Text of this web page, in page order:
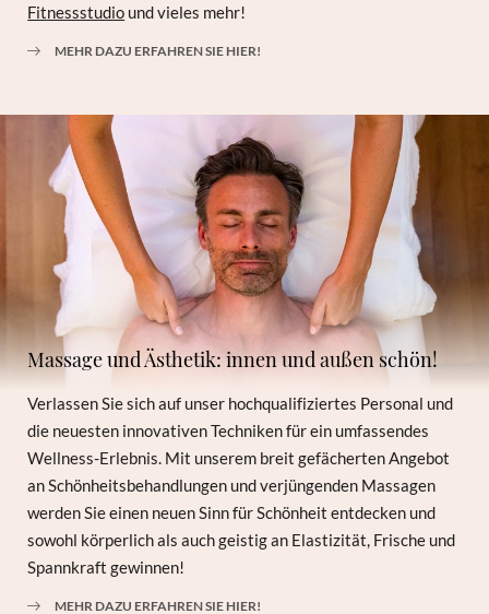
Fitnessstudio und vieles mehr!
MEHR DAZU ERFAHREN SIE HIER!
Massage und Ästhetik: innen und außen schön!
Verlassen Sie sich auf unser hochqualifiziertes Personal und
die neuesten innovativen Techniken für ein umfassendes
Wellness-Erlebnis. Mit unserem breit gefächerten Angebot
an Schönheitsbehandlungen und verjüngenden Massagen
werden Sie einen neuen Sinn für Schönheit entdecken und
sowohl körperlich als auch geistig an Elastizität, Frische und
Spannkraft gewinnen!
MEHR DAZU ERFAHREN SIE HIER!
Newsletteranmeldung
Anrede